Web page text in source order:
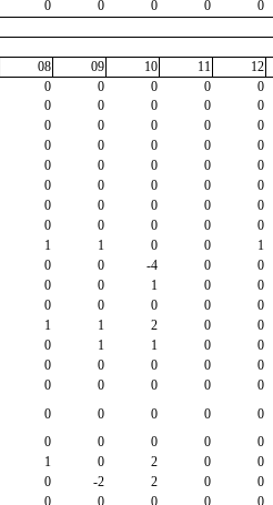
0 0 0 0 0
08 09 10 11 12
0 0 0 0 0
0 0 0 0 0
0 0 0 0 0
0 0 0 0 0
0 0 0 0 0
0 0 0 0 0
0 0 0 0 0
0 0 0 0 0
1 1 0 0 1
0 0 -4 0 0
0 0 1 0 0
0 0 0 0 0
1 1 2 0 0
0 1 1 0 0
0 0 0 0 0
0 0 0 0 0
0 0 0 0 0
0 0 0 0 0
1 0 2 0 0
0 -2 2 0 0
0 0 0 0 0